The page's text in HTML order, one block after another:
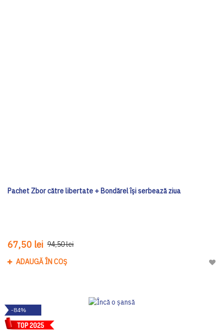
Pachet Zbor către libertate + Bondărel își serbează ziua
67,50 lei 94,50 lei
ADAUGĂ ÎN COȘ
-84%